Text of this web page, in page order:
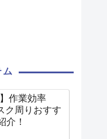
作業効率
ク周りおすす
介！